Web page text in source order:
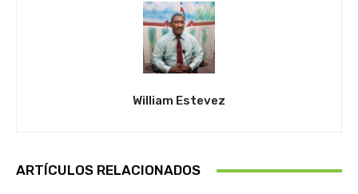
William Estevez
ARTÍCULOS RELACIONADOS